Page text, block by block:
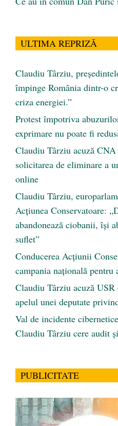
ULTIMA REPRIZĂ
Claudiu Târziu,
împinge România dintr-o
criza energiei.”
Protest împotriva
exprimare nu poate fi
Claudiu Târziu acuză CNA
solicitarea de eliminare a
online
Claudiu Târziu,
Acțiunea Conservatoare:
abandonează ciobanii, își
suflet”
Conducerea Acțiunii
campania națională
Claudiu Târziu acuză USR
apelul unei deputate
Val de incidente
Claudiu Târziu cere audit
PUBLICITATE